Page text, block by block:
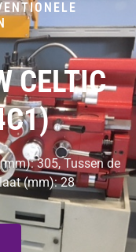
CELTIC
305, Tussen de
(mm): 28